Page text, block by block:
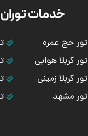
خدمات توران
تور حج عمره
تور کربلا هوایی
تور کربلا زمینی
تور مشهد